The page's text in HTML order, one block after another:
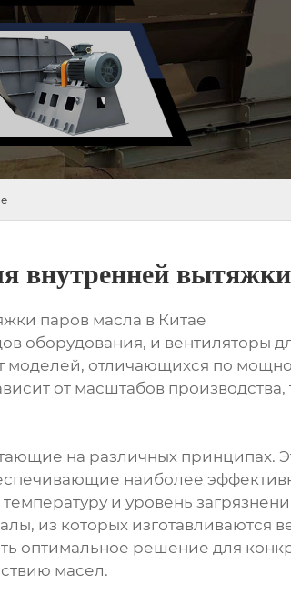
внутренней
паров масла в Китае
оборудования, и вентиляторы
отличающихся по
от масштабов
на различных принципах.
наиболее
и уровень
из которых изготавливаются
оптимальное решение для
масел.